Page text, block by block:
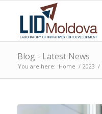
Blog - Latest News
You are here: Home / 2023 /